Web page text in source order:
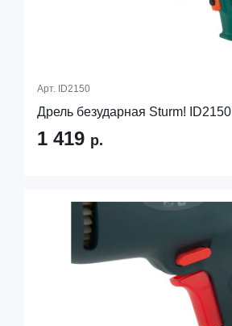
Арт. ID2150
Дрель безударная Sturm! ID2150
1 419 р.